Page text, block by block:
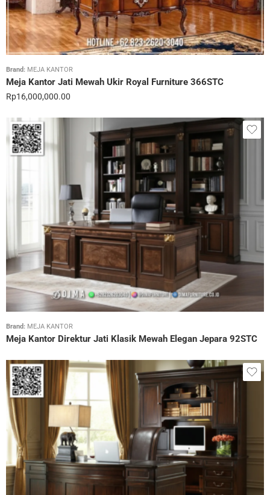
Brand: MEJA KANTOR
Meja Kantor Jati Mewah Ukir Royal Furniture 366STC
Rp16,000,000.00
Brand: MEJA KANTOR
Meja Kantor Direktur Jati Klasik Mewah Elegan Jepara 92STC